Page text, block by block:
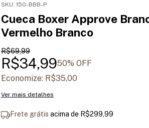
SKU: 150-BBB-P
Cueca Boxer Approve
Vermelho Branco
R$69,99
R$34,9950% OFF
Economize: R$35,00
Ver mais detalhes
Frete grátis acima de R$299,99